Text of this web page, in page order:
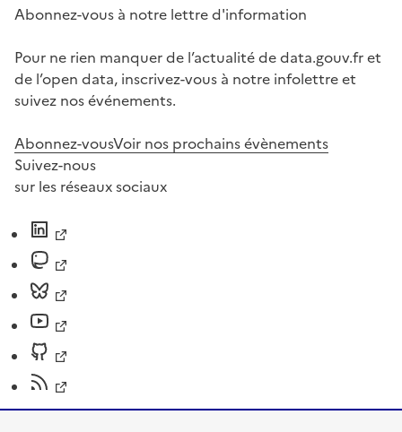
Abonnez-vous à notre lettre d'information
Pour ne rien manquer de l’actualité de data.gouv.fr et
de l’open data, inscrivez-vous à notre infolettre et
suivez nos événements.
Abonnez-vousVoir nos prochains évènements
Suivez-nous
sur les réseaux sociaux